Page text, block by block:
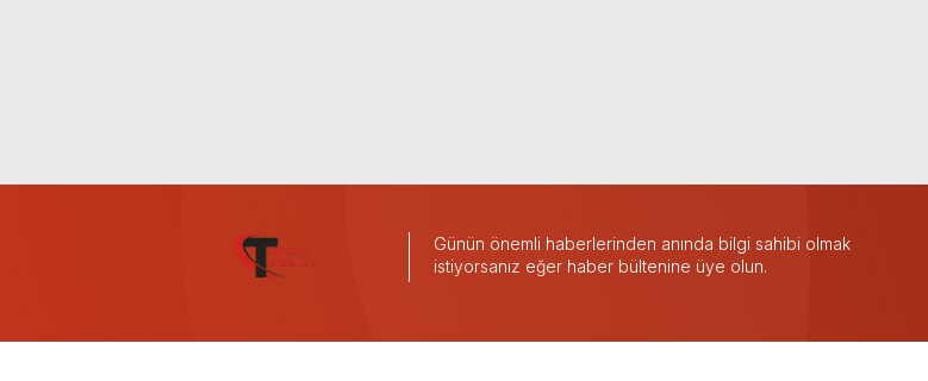
Günün önemli haberlerinden anında bilgi sahibi olmak
istiyorsanız eğer haber bültenine üye olun.